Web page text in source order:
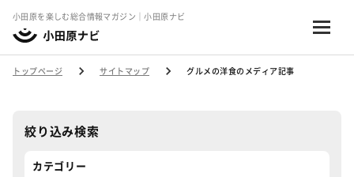
小田原を楽しむ総合情報マガジン｜小田原ナビ
トップページ サイトマップ グルメの洋食のメディア記事
絞り込み検索
カテゴリー